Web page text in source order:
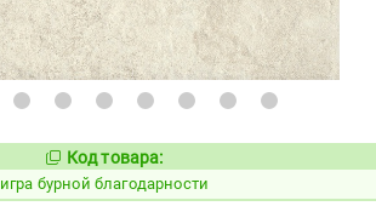
Код:
547753
Код товара:
игра бурной благодарности